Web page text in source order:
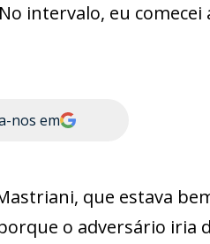
intervalo, eu comecei
nos em
que estava
o adversário iria